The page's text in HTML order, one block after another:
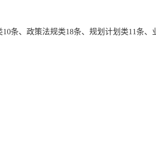
条、政策法规类18条、规划计划类11条、